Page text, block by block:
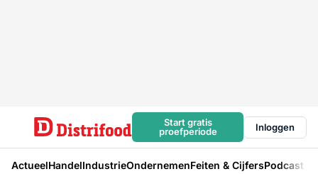
Start gratis
proefperiode
Inloggen
ActueelHandelIndustrieOndernemenFeiten & CijfersPodcast